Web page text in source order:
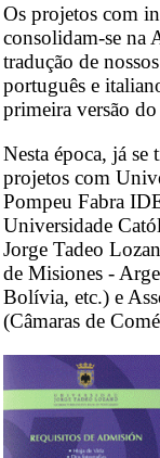
Os projetos com
consolidam-se na
tradução de
português e
primeira versão do
Nesta época, já
projetos com
Pompeu Fabra
Universidade
Jorge Tadeo
de Misiones -
Bolívia, etc.) e
(Câmaras de